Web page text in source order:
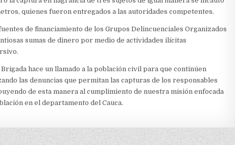
quienes fueron entregados a las autoridades competentes.
de financiamiento de los Grupos Delincuenciales Organizados
sumas de dinero por medio de actividades ilícitas
hace un llamado a la población civil para que continúen
las denuncias que permitan las capturas de los responsables
de esta manera al cumplimiento de nuestra misión enfocada
en el departamento del Cauca.